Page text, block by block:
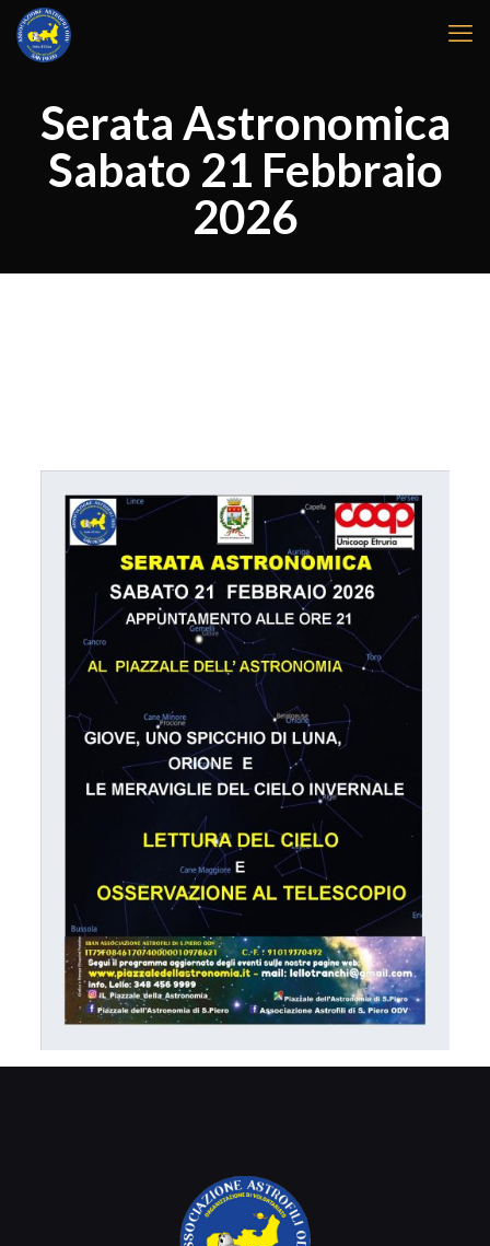
Serata Astronomica
Sabato 21 Febbraio
2026